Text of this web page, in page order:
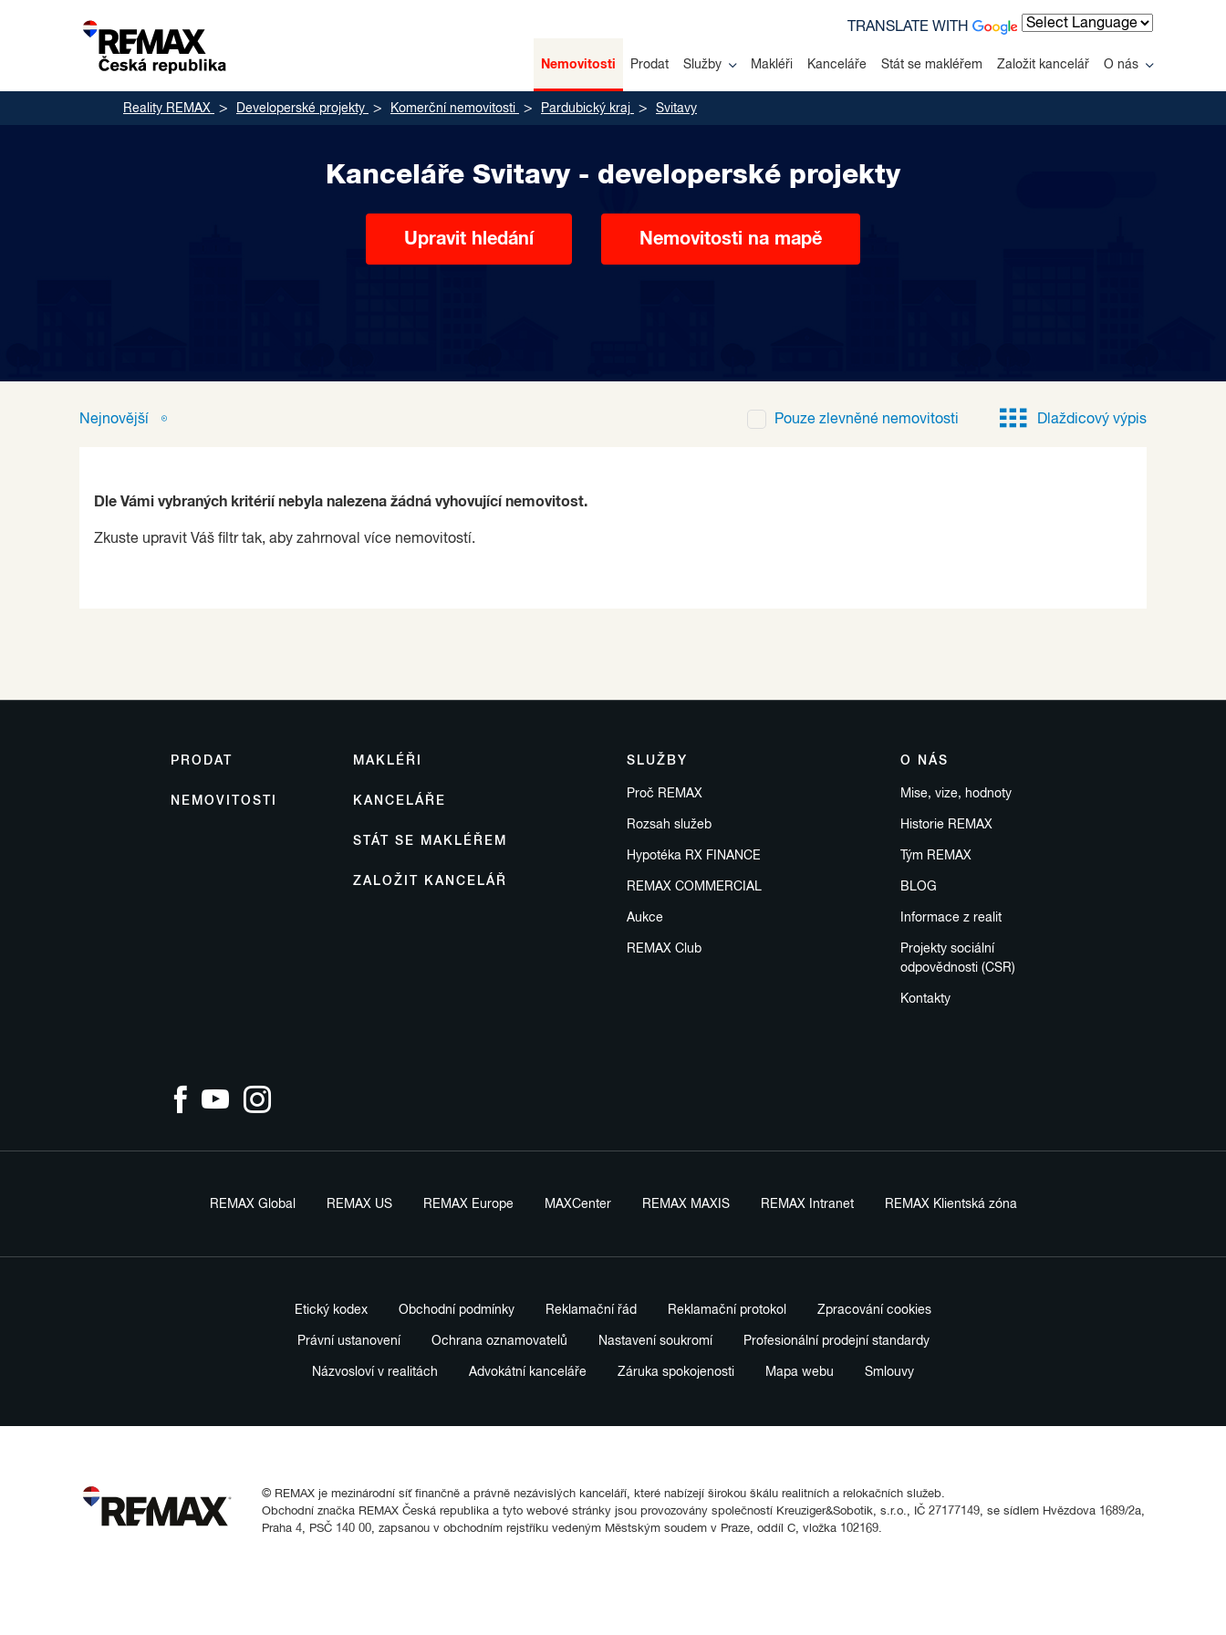
Nemovitosti Prodat Služby Makléři Kanceláře Stát se makléřem Založit kancelář O nás
TRANSLATE WITH
Reality REMAX Developerské projekty Komerční nemovitosti Pardubický kraj Svitavy
Kanceláře Svitavy - developerské projekty
Upravit hledání Nemovitosti na mapě
Nejnovější Pouze zlevněné nemovitosti Dlaždicový výpis
Dle Vámi vybraných kritérií nebyla nalezena žádná vyhovující nemovitost.
Zkuste upravit Váš filtr tak, aby zahrnoval více nemovitostí.
PRODAT
NEMOVITOSTI
SLUŽBY
Proč REMAX
Rozsah služeb
Hypotéka RX FINANCE
REMAX COMMERCIAL
Aukce
REMAX Club
MAKLÉŘI
KANCELÁŘE
STÁT SE MAKLÉŘEM
ZALOŽIT KANCELÁŘ
O NÁS
Mise, vize, hodnoty
Historie REMAX
Tým REMAX
BLOG
Informace z realit
Projekty sociální
odpovědnosti (CSR)
Kontakty
REMAX Global REMAX US REMAX Europe MAXCenter REMAX MAXIS REMAX Intranet REMAX Klientská zóna
Etický kodex Obchodní podmínky Reklamační řád Reklamační protokol Zpracování cookies
Právní ustanovení Ochrana oznamovatelů Nastavení soukromí Profesionální prodejní standardy
Názvosloví v realitách Advokátní kanceláře Záruka spokojenosti Mapa webu Smlouvy
© REMAX je mezinárodní síť finančně a právně nezávislých kanceláří, které nabízejí širokou škálu realitních a relokačních služeb.
Obchodní značka REMAX Česká republika a tyto webové stránky jsou provozovány společností Kreuziger&Sobotik, s.r.o., IČ 27177149, se sídlem Hvězdova 1689/2a,
Praha 4, PSČ 140 00, zapsanou v obchodním rejstříku vedeným Městským soudem v Praze, oddíl C, vložka 102169.